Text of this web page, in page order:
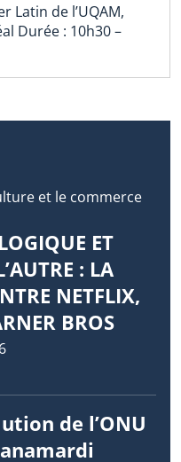
Latin de l’UQAM,
Durée : 10h30 –
et le commerce
ET
: LA
NETFLIX,
BROS
de l’ONU